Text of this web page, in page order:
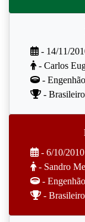
- 14/11/
- Carlos
- Engenhão
-
- 6/10/2010
- Sandro
- Engenhão
-